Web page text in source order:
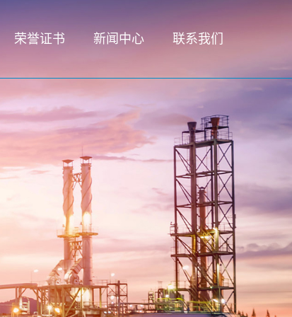
荣誉证书 新闻中心 联系我们